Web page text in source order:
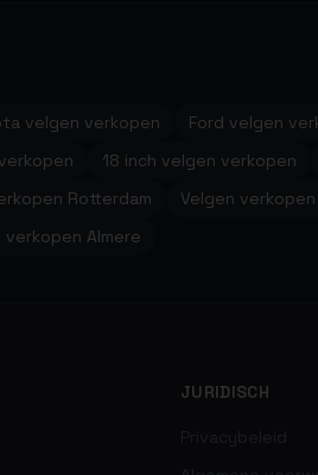
velgen verkopen
Ford velgen
18 inch velgen verkopen
Rotterdam
Velgen verkopen
verkopen Almere
JURIDISCH